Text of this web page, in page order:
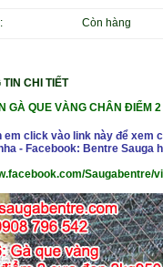
Còn hàng
TIN CHI TIẾT
GÀ QUE VÀNG CHÂN ĐIỂM
em click vào link này để xem
- Facebook: Bentre Sauga
Saugabentre/